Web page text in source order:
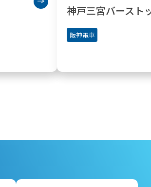
神戸三宮バースト
阪神電車